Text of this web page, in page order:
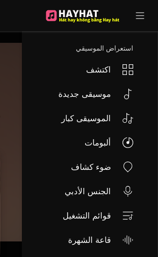
استعراض الموسيقي
اكتشف
موسيقى جديدة
الموسيقى كبار
ألبومات
ضوء كشاف
الجنس الأدبي
قوائم التشغيل
قاعة الشهرة